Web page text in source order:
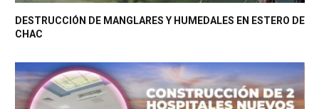
DESTRUCCIÓN DE MANGLARES Y HUMEDALES EN ESTERO DE
CHAC